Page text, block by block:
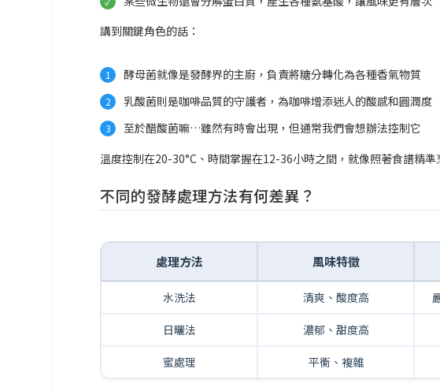
講到關鍵角色的話：
酵母菌就像是發酵界的主廚，負責將糖分轉化為各種香氣物質
乳酸菌則是咖啡品質的守護者，為咖啡增添迷人的酸感和圓潤度
至於醋酸菌嘛…雖然有時會出現，但通常我們會想辦法控制它
溫度控制在20-30°C、時間掌握在12-36小時之間，就像照著食譜精
不同的發酵處理方法有何差異？
處理方法 風味特徵
水洗法 清爽、酸度高
日曬法 濃郁、甜度高
蜜處理 平衡、複雜